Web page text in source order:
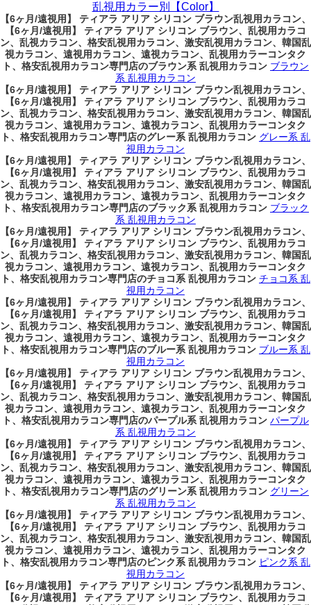
乱視用カラー別【Color】
【6ヶ月/遠視用】 ティアラ アリア シリコン ブラウン乱視用カラコン、
【6ヶ月/遠視用】 ティアラ アリア シリコン ブラウン、乱視用カラコ
ン、乱視カラコン、格安乱視用カラコン、激安乱視用カラコン、韓国乱
視カラコン、遠視用カラコン、遠視カラコン、乱視用カラーコンタク
ト、格安乱視用カラコン専門店のブラウン系 乱視用カラコン ブラウン
系 乱視用カラコン
【6ヶ月/遠視用】 ティアラ アリア シリコン ブラウン乱視用カラコン、
【6ヶ月/遠視用】 ティアラ アリア シリコン ブラウン、乱視用カラコ
ン、乱視カラコン、格安乱視用カラコン、激安乱視用カラコン、韓国乱
視カラコン、遠視用カラコン、遠視カラコン、乱視用カラーコンタク
ト、格安乱視用カラコン専門店のグレー系 乱視用カラコン グレー系 乱
視用カラコン
【6ヶ月/遠視用】 ティアラ アリア シリコン ブラウン乱視用カラコン、
【6ヶ月/遠視用】 ティアラ アリア シリコン ブラウン、乱視用カラコ
ン、乱視カラコン、格安乱視用カラコン、激安乱視用カラコン、韓国乱
視カラコン、遠視用カラコン、遠視カラコン、乱視用カラーコンタク
ト、格安乱視用カラコン専門店のブラック系 乱視用カラコン ブラック
系 乱視用カラコン
【6ヶ月/遠視用】 ティアラ アリア シリコン ブラウン乱視用カラコン、
【6ヶ月/遠視用】 ティアラ アリア シリコン ブラウン、乱視用カラコ
ン、乱視カラコン、格安乱視用カラコン、激安乱視用カラコン、韓国乱
視カラコン、遠視用カラコン、遠視カラコン、乱視用カラーコンタク
ト、格安乱視用カラコン専門店のチョコ系 乱視用カラコン チョコ系 乱
視用カラコン
【6ヶ月/遠視用】 ティアラ アリア シリコン ブラウン乱視用カラコン、
【6ヶ月/遠視用】 ティアラ アリア シリコン ブラウン、乱視用カラコ
ン、乱視カラコン、格安乱視用カラコン、激安乱視用カラコン、韓国乱
視カラコン、遠視用カラコン、遠視カラコン、乱視用カラーコンタク
ト、格安乱視用カラコン専門店のブルー系 乱視用カラコン ブルー系 乱
視用カラコン
【6ヶ月/遠視用】 ティアラ アリア シリコン ブラウン乱視用カラコン、
【6ヶ月/遠視用】 ティアラ アリア シリコン ブラウン、乱視用カラコ
ン、乱視カラコン、格安乱視用カラコン、激安乱視用カラコン、韓国乱
視カラコン、遠視用カラコン、遠視カラコン、乱視用カラーコンタク
ト、格安乱視用カラコン専門店のパープル系 乱視用カラコン パープル
系 乱視用カラコン
【6ヶ月/遠視用】 ティアラ アリア シリコン ブラウン乱視用カラコン、
【6ヶ月/遠視用】 ティアラ アリア シリコン ブラウン、乱視用カラコ
ン、乱視カラコン、格安乱視用カラコン、激安乱視用カラコン、韓国乱
視カラコン、遠視用カラコン、遠視カラコン、乱視用カラーコンタク
ト、格安乱視用カラコン専門店のグリーン系 乱視用カラコン グリーン
系 乱視用カラコン
【6ヶ月/遠視用】 ティアラ アリア シリコン ブラウン乱視用カラコン、
【6ヶ月/遠視用】 ティアラ アリア シリコン ブラウン、乱視用カラコ
ン、乱視カラコン、格安乱視用カラコン、激安乱視用カラコン、韓国乱
視カラコン、遠視用カラコン、遠視カラコン、乱視用カラーコンタク
ト、格安乱視用カラコン専門店のピンク系 乱視用カラコン ピンク系 乱
視用カラコン
【6ヶ月/遠視用】 ティアラ アリア シリコン ブラウン乱視用カラコン、
【6ヶ月/遠視用】 ティアラ アリア シリコン ブラウン、乱視用カラコ